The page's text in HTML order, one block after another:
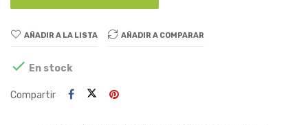
AÑADIR A LA LISTA AÑADIR A COMPARAR
 En stock
Compartir